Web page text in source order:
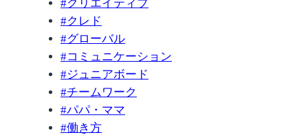
#クリエイティブ
#クレド
#グローバル
#コミュニケーション
#ジュニアボード
#チームワーク
#パパ・ママ
#働き方